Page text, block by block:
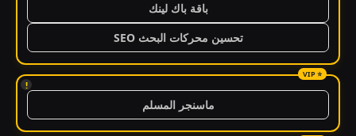
باقة باك لينك
تحسين محركات البحث SEO
!
ماسنجر المسلم